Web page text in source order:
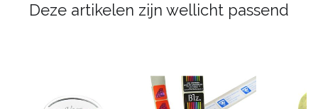
Deze artikelen zijn wellicht passend